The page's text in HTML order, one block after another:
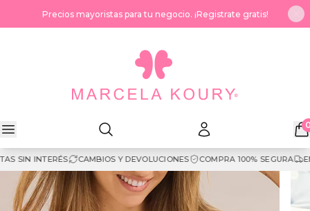
Saltar al contenido
Precios mayoristas para tu negocio. ¡Registrate gratis!
SIN INTERÉS CAMBIOS Y DEVOLUCIONES COMPRA 100% SEGURA